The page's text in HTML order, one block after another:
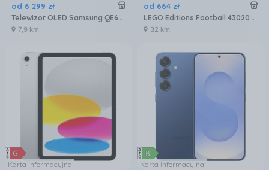
od 6 299 zł
Telewizor OLED Samsung QE65S90FATXXH 65 cali 4K UHD
7,9 km
od 664 zł
LEGO Editions Football 43020 Oficjalny Puchar Świata FIFA
32 km
Karta informacyjna Karta informacyjna